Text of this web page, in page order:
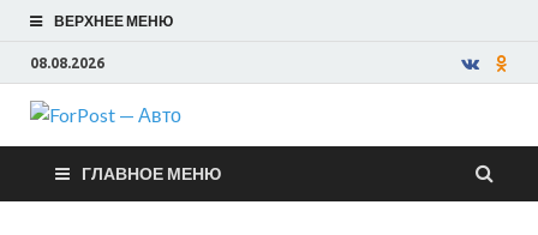
ВЕРХНЕЕ МЕНЮ
08.08.2026
ForPost —
Авто
ГЛАВНОЕ МЕНЮ